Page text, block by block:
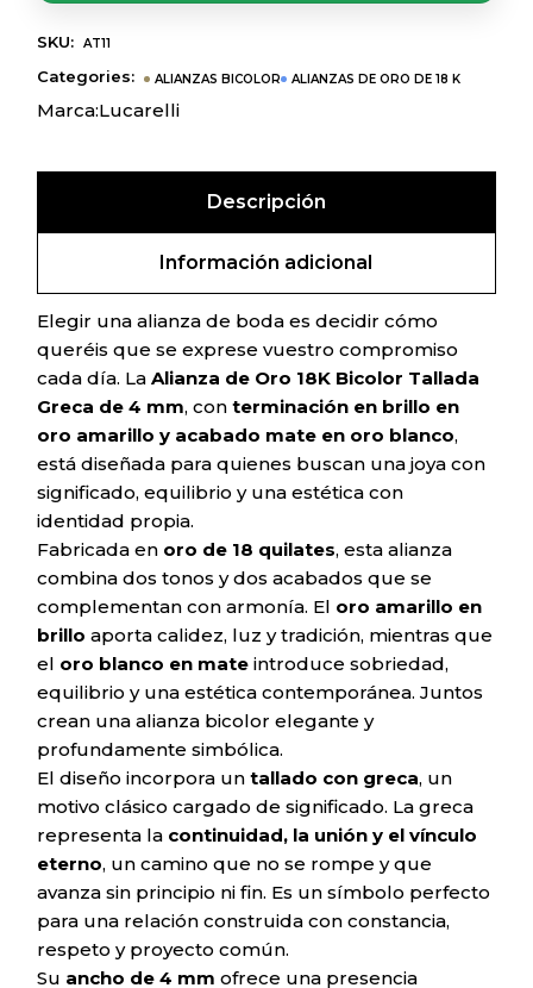
SKU: AT11
Categories: ALIANZAS BICOLOR ALIANZAS DE ORO DE 18 K
Marca:Lucarelli
Descripción
Información adicional
Elegir una alianza de boda es decidir cómo
queréis que se exprese vuestro compromiso
cada día. LaAlianza de Oro 18K Bicolor Tallada
Greca de 4 mm, conterminación en brillo en
oro amarillo y acabado mate en oro blanco,
está diseñada para quienes buscan una joya con
significado, equilibrio y una estética con
identidad propia.
Fabricada en oro de 18 quilates, esta alianza
combina dos tonos y dos acabados que se
complementan con armonía. El oro amarillo en
brillo aporta calidez, luz y tradición, mientras que
el oro blanco en mate introduce sobriedad,
equilibrio y una estética contemporánea. Juntos
crean una alianza bicolor elegante y
profundamente simbólica.
El diseño incorpora untallado con greca, un
motivo clásico cargado de significado. La greca
representa la continuidad, la unión y el vínculo
eterno, un camino que no se rompe y que
avanza sin principio ni fin. Es un símbolo perfecto
para una relación construida con constancia,
respeto y proyecto común.
Su ancho de 4 mm ofrece una presencia